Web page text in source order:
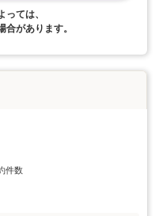
ては、
があります。
件数